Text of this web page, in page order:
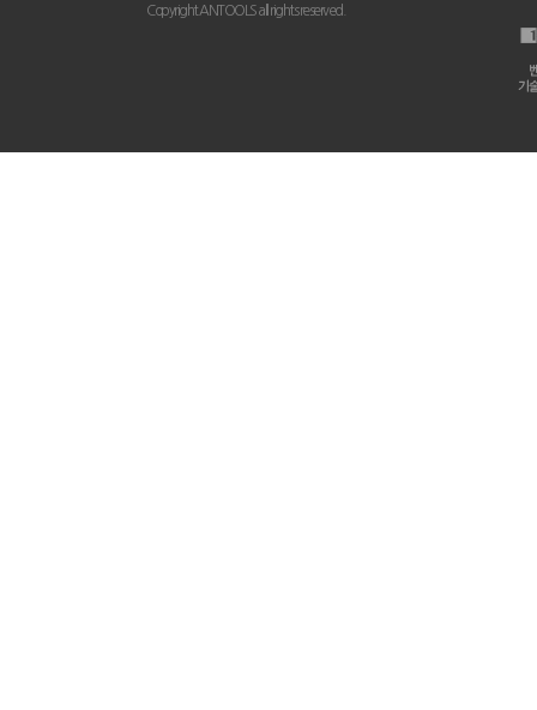
Copyright ANTOOLS all rights reserved.